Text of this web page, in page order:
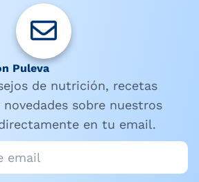
Puleva
de nutrición, recetas
sobre nuestros
en tu email.